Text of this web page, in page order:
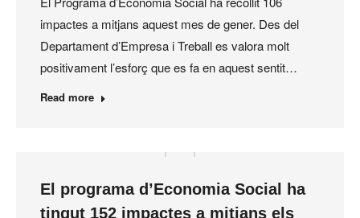
impactes a mitjans aquest mes de gener. Des del
Departament d’Empresa i Treball es valora molt
positivament l’esforç que es fa en aquest sentit…
Read more
El programa d’Economia Social ha
tingut 152 impactes a mitjans els